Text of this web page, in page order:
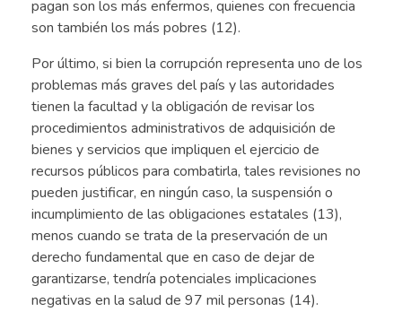
pagan son los más enfermos, quienes con frecuencia
son también los más pobres (12).
Por último, si bien la corrupción representa uno de los
problemas más graves del país y las autoridades
tienen la facultad y la obligación de revisar los
procedimientos administrativos de adquisición de
bienes y servicios que impliquen el ejercicio de
recursos públicos para combatirla, tales revisiones no
pueden justificar, en ningún caso, la suspensión o
incumplimiento de las obligaciones estatales (13),
menos cuando se trata de la preservación de un
derecho fundamental que en caso de dejar de
garantizarse, tendría potenciales implicaciones
negativas en la salud de 97 mil personas (14).